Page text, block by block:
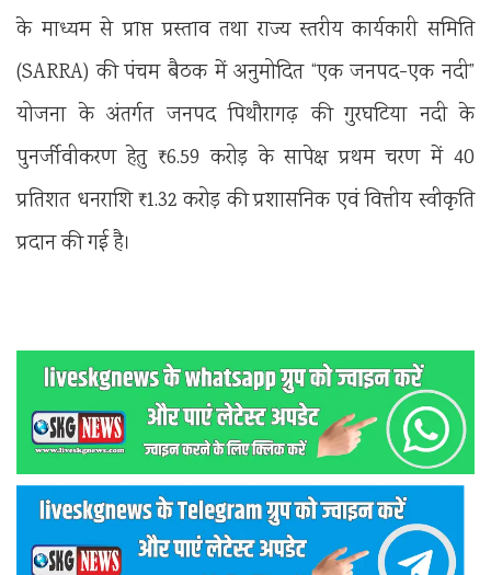
के माध्यम से प्राप्त प्रस्ताव तथा राज्य स्तरीय कार्यकारी समिति
(SARRA) की पंचम बैठक में अनुमोदित “एक जनपद-एक नदी”
योजना के अंतर्गत जनपद पिथौरागढ़ की गुरघटिया नदी के
पुनर्जीवीकरण हेतु ₹6.59 करोड़ के सापेक्ष प्रथम चरण में 40
प्रतिशत धनराशि ₹1.32 करोड़ की प्रशासनिक एवं वित्तीय स्वीकृति
प्रदान की गई है।